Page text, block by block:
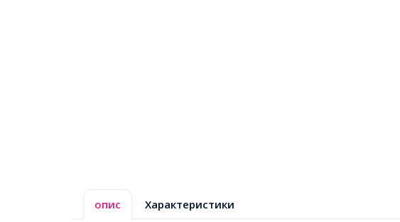
опис Характеристики